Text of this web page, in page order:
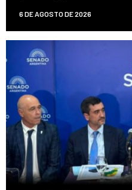
6 DE AGOSTO DE 2026